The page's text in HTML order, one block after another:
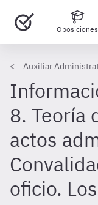
Oposiciones
Auxiliar
8. Teoría
actos
oficio.